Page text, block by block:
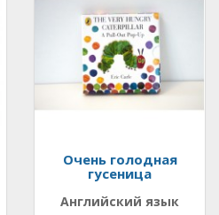
Очень голодная
гусеница
Английский язык